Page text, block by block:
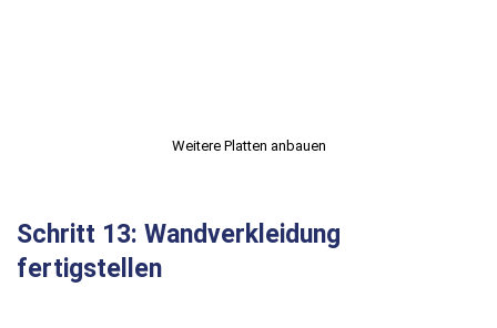
Weitere Platten anbauen
Schritt 13: Wandverkleidung
fertigstellen